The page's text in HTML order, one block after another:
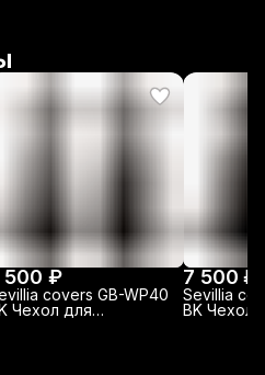
500 ₽
covers GB-WP40
Чехол для
7 500 ₽
Sevillia
BK Чехол